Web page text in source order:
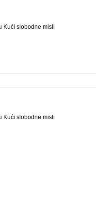
Kući slobodne misli
Kući slobodne misli